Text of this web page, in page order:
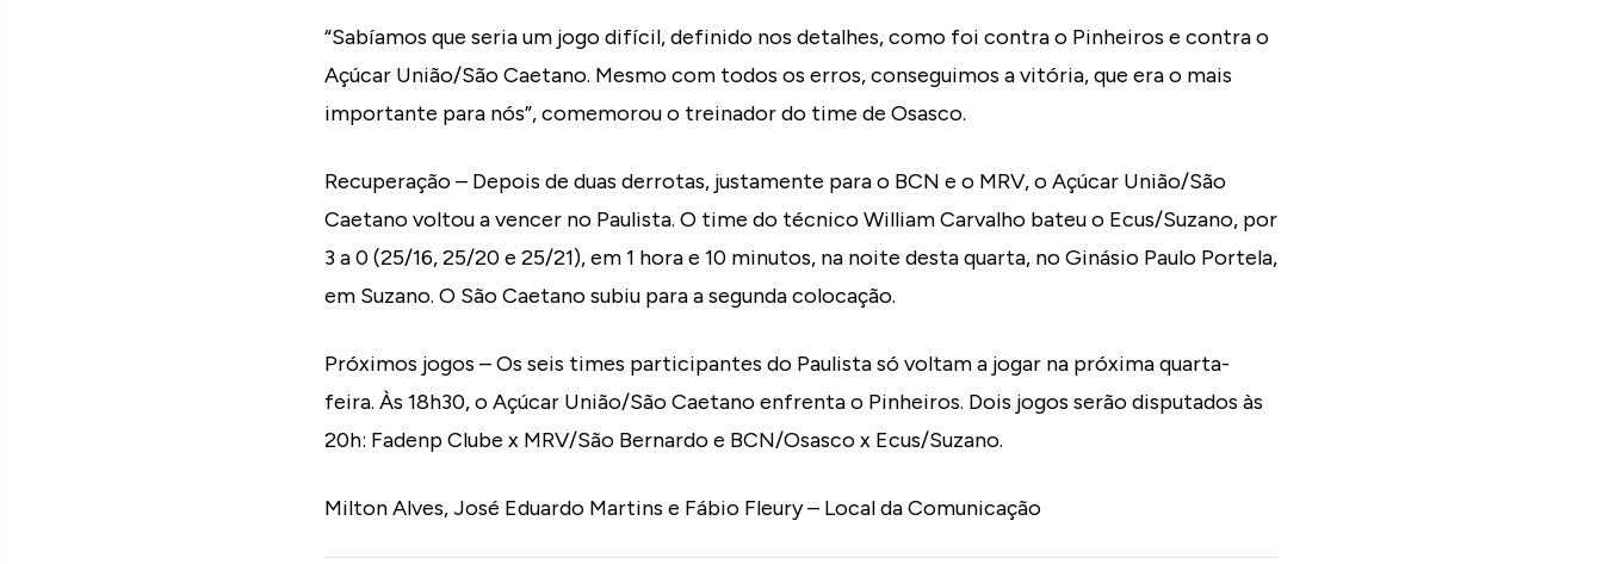
“Sabíamos que seria um jogo difícil, definido nos detalhes, como foi contra o Pinheiros e contra o
Açúcar União/São Caetano. Mesmo com todos os erros, conseguimos a vitória, que era o mais
importante para nós”, comemorou o treinador do time de Osasco.
Recuperação – Depois de duas derrotas, justamente para o BCN e o MRV, o Açúcar União/São
Caetano voltou a vencer no Paulista. O time do técnico William Carvalho bateu o Ecus/Suzano, por
3 a 0 (25/16, 25/20 e 25/21), em 1 hora e 10 minutos, na noite desta quarta, no Ginásio Paulo Portela,
em Suzano. O São Caetano subiu para a segunda colocação.
Próximos jogos – Os seis times participantes do Paulista só voltam a jogar na próxima quarta-
feira. Às 18h30, o Açúcar União/São Caetano enfrenta o Pinheiros. Dois jogos serão disputados às
20h: Fadenp Clube x MRV/São Bernardo e BCN/Osasco x Ecus/Suzano.
Milton Alves, José Eduardo Martins e Fábio Fleury – Local da Comunicação